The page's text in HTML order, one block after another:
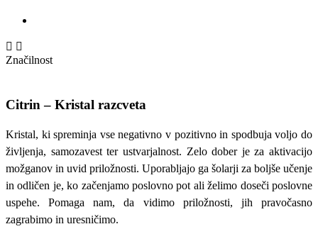
 
Značilnost
Citrin – Kristal razcveta
Kristal, ki spreminja vse negativno v pozitivno in spodbuja voljo do
življenja, samozavest ter ustvarjalnost. Zelo dober je za aktivacijo
možganov in uvid priložnosti. Uporabljajo ga šolarji za boljše učenje
in odličen je, ko začenjamo poslovno pot ali želimo doseči poslovne
uspehe. Pomaga nam, da vidimo priložnosti, jih pravočasno
zagrabimo in uresničimo.